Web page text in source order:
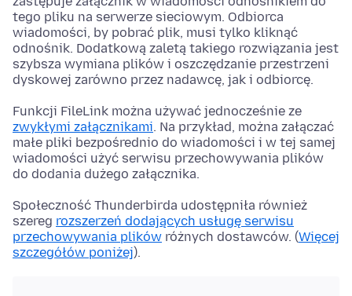
tego pliku na serwerze sieciowym. Odbiorca
wiadomości, by pobrać plik, musi tylko kliknąć
odnośnik. Dodatkową zaletą takiego rozwiązania jest
szybsza wymiana plików i oszczędzanie przestrzeni
dyskowej zarówno przez nadawcę, jak i odbiorcę.
Funkcji FileLink można używać jednocześnie ze
zwykłymi załącznikami. Na przykład, można załączać
małe pliki bezpośrednio do wiadomości i w tej samej
wiadomości użyć serwisu przechowywania plików
do dodania dużego załącznika.
Społeczność Thunderbirda udostępniła również
szereg rozszerzeń dodających usługę serwisu
przechowywania plików różnych dostawców. (Więcej
szczegółów poniżej).